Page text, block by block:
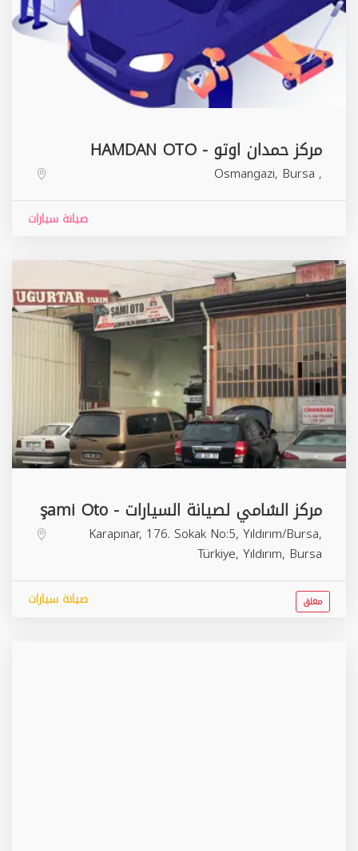
مركز حمدان اوتو - HAMDAN OTO
,
Osmangazi, Bursa
صيانة سيارات
مركز الشامي لصيانة السيارات - şami Oto
Karapınar, 176. Sokak No:5, Yıldırım/Bursa,
Türkiye, Yıldırım, Bursa
صيانة سيارات مغلق